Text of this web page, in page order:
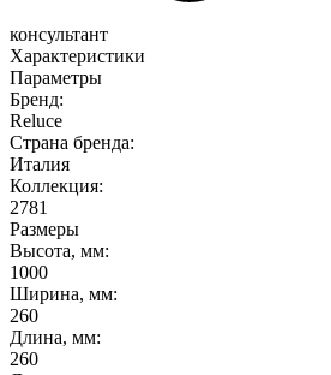
консультант
Характеристики
Параметры
Бренд:
Reluce
Страна бренда:
Италия
Коллекция:
2781
Размеры
Высота, мм:
1000
Ширина, мм:
260
Длина, мм:
260